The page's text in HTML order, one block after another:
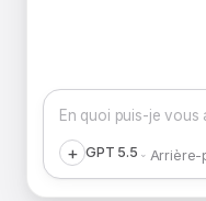
En quoi puis-je vous
+ GPT 5.5 ⌄ Arrière-